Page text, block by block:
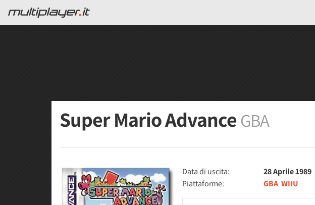
Super Mario Advance GBA
Data di uscita:
28 Aprile 1989
Piattaforme:
GBA WIIU